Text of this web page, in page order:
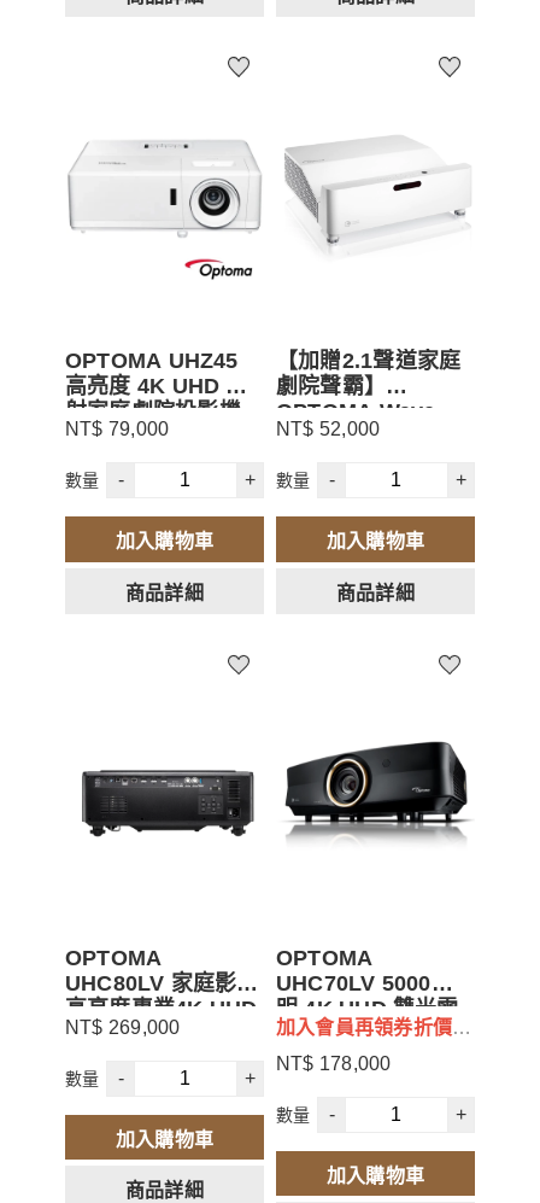
OPTOMA UHZ45
高亮度 4K UHD 雷
射家庭劇院投影機
NT$ 79,000
數量 - +
加入購物車
商品詳細
【加贈2.1聲道家庭
劇院聲霸】
OPTOMA Wave
120U 輕巧型超短焦
NT$ 52,000
數量 - +
加入購物車
商品詳細
OPTOMA
UHC80LV 家庭影院
高亮度專業4K UHD
雷射投影機
NT$ 269,000
數量 - +
加入購物車
商品詳細
OPTOMA
UHC70LV 5000流
明 4K UHD 雙光雷
射家庭劇院投影機
加入會員再領券折價
$500 ,折扣代碼MJ500
NT$ 178,000
數量 - +
加入購物車